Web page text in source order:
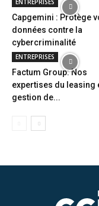
ENTREPRISES
Capgemini : Protège
données contre la
cybercriminalité
ENTREPRISES
Factum Group: Nos
expertises du leasing
gestion de...